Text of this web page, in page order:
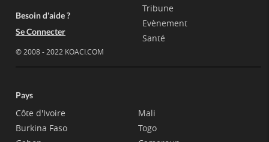
Besoin d'aide ?
Se Connecter
© 2008 - 2022 KOACI.COM
Tribune
Evènement
Santé
Pays
Côte d'Ivoire
Burkina Faso
Mali
Togo